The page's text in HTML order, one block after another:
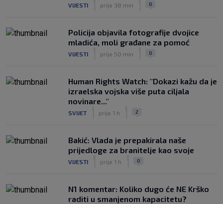
VIJESTI prije 38 min 0
Policija objavila fotografije dvojice
mladića, moli građane za pomoć
VIJESTI prije 50 min 0
Human Rights Watch: "Dokazi kažu da je
izraelska vojska više puta ciljala
novinare..."
SVIJET prije 1 h 2
Bakić: Vlada je prepakirala naše
prijedloge za branitelje kao svoje
VIJESTI prije 1 h 0
N1 komentar: Koliko dugo će NE Krško
raditi u smanjenom kapacitetu?